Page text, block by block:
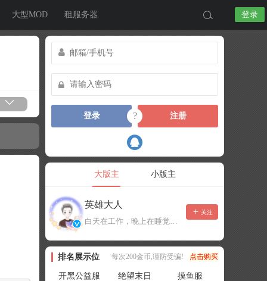
大型MOD 租服务器 登录
登录 ? 注册
大版主 小版主
英雄大人
白天在工作，晚上在睡觉，有事可以留言，不一定能及时回复！
关注
排名展示位 每次200金币,谨防受骗! 点击购买
开黑公益服 绝望末日
摸鱼服